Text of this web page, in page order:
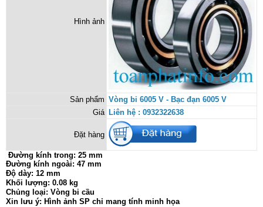
Hình ảnh
Sản phẩm Vòng bi 6005 V - Bạc đạn 6005 V
Giá Liên hệ : 0932322638
Đặt hàng
Đường kính trong: 25 mm
Đường kính ngoài: 47 mm
Độ dày: 12 mm
Khối lượng: 0.08 kg
Chủng loại: Vòng bi cầu
Xin lưu ý: Hình ảnh SP chỉ mang tính minh họa